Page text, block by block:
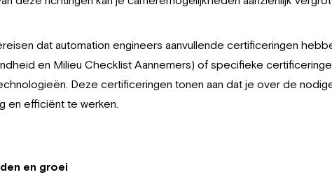
dat automation engineers aanvullende certificeringen
en Milieu Checklist Aannemers) of specifieke
Deze certificeringen tonen aan dat je over de
en efficiënt te werken.
en groei